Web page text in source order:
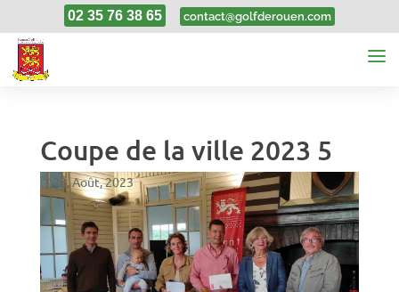
02 35 76 38 65 contact@golfderouen.com
Coupe de la ville 2023 5
28, Août, 2023